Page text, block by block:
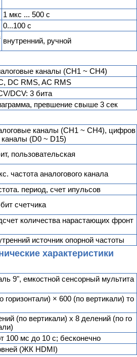
1 мкс ... 500 с
0...100 с
внутренний, ручной
каналы (CH1 ~ CH4)
DC RMS, AC RMS
DCV: 3 бита
превшение свыше 3 сек
каналы (CH1 ~ CH4), цифров
(D0 ~ D15)
пользовательская
частота аналогового канала
период, счет ипульсов
счетчика
количества нарастающих фронт
источник опорной частоты
характеристики
9", емкостной сенсорный мультита
горизонтали) × 600 (по вертикали) то
(по вертикали) x 8 делений (по го
100 мс до 10 с; бесконечно
(ЖК HDMI)